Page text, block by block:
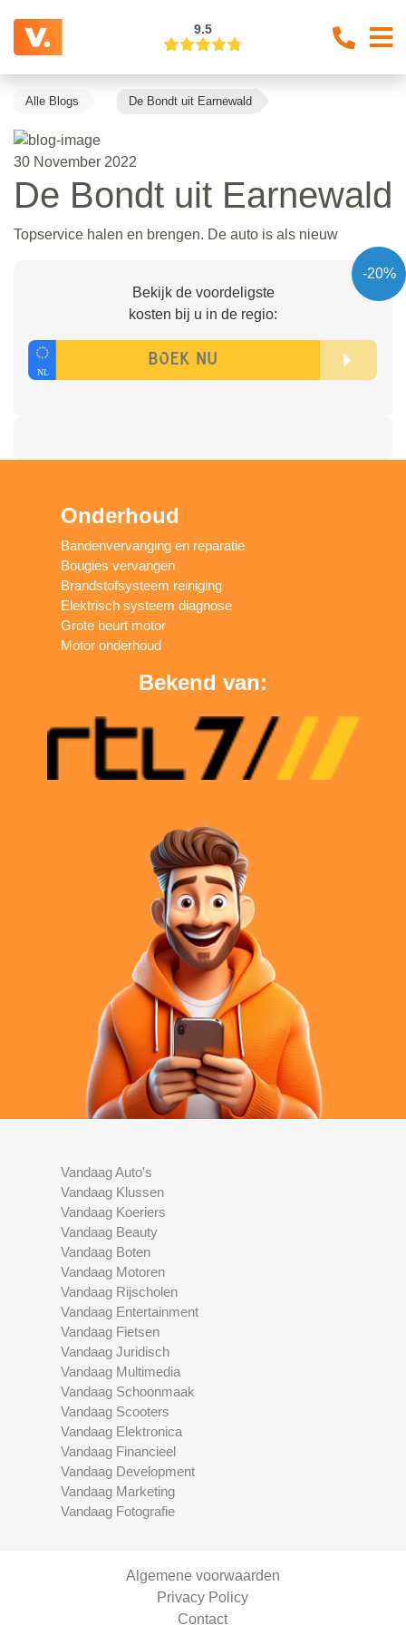
9.5
Alle Blogs De Bondt uit Earnewald
30 November 2022
De Bondt uit Earnewald
Topservice halen en brengen. De auto is als nieuw
-20%
Bekijk de voordeligste
kosten bij u in de regio:
Onderhoud
Bandenvervanging en reparatie
Bougies vervangen
Brandstofsysteem reiniging
Elektrisch systeem diagnose
Grote beurt motor
Motor onderhoud
Bekend van:
Vandaag Auto's
Vandaag Klussen
Vandaag Koeriers
Vandaag Beauty
Vandaag Boten
Vandaag Motoren
Vandaag Rijscholen
Vandaag Entertainment
Vandaag Fietsen
Vandaag Juridisch
Vandaag Multimedia
Vandaag Schoonmaak
Vandaag Scooters
Vandaag Elektronica
Vandaag Financieel
Vandaag Development
Vandaag Marketing
Vandaag Fotografie
Algemene voorwaarden
Privacy Policy
Contact